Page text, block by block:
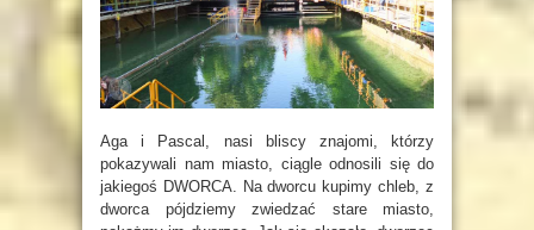
Aga i Pascal, nasi bliscy znajomi, którzy
pokazywali nam miasto, ciągle odnosili się do
jakiegoś DWORCA. Na dworcu kupimy chleb, z
dworca pójdziemy zwiedzać stare miasto,